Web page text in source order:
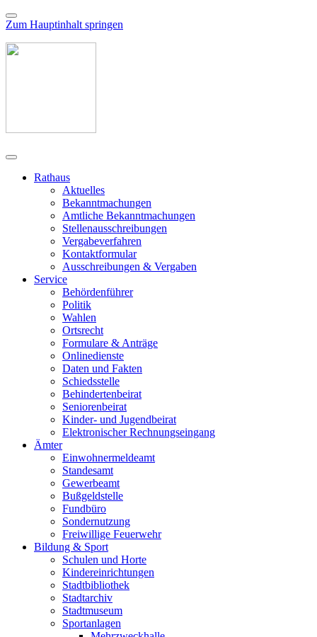
Zum Hauptinhalt springen
Rathaus
Aktuelles
Bekanntmachungen
Amtliche Bekanntmachungen
Stellenausschreibungen
Vergabeverfahren
Kontaktformular
Ausschreibungen & Vergaben
Service
Behördenführer
Politik
Wahlen
Ortsrecht
Formulare & Anträge
Onlinedienste
Daten und Fakten
Schiedsstelle
Behindertenbeirat
Seniorenbeirat
Kinder- und Jugendbeirat
Elektronischer Rechnungseingang
Ämter
Einwohnermeldeamt
Standesamt
Gewerbeamt
Bußgeldstelle
Fundbüro
Sondernutzung
Freiwillige Feuerwehr
Bildung & Sport
Schulen und Horte
Kindereinrichtungen
Stadtbibliothek
Stadtarchiv
Stadtmuseum
Sportanlagen